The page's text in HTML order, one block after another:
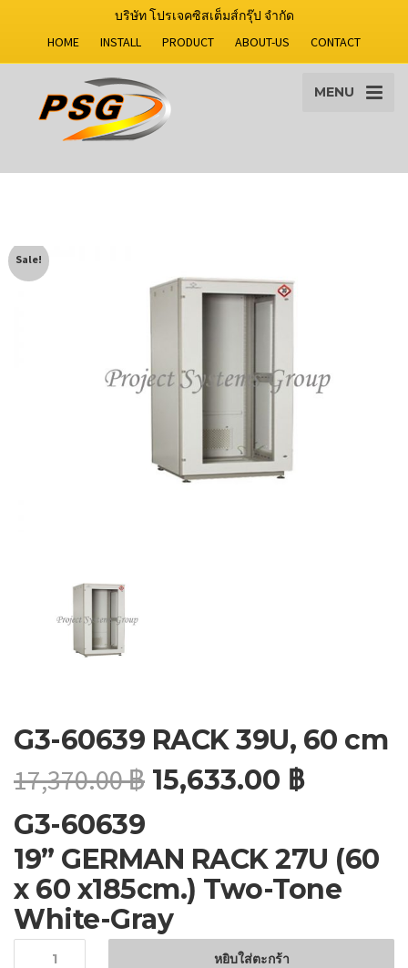
บริษัท โปรเจคซิสเต็มส์กรุ๊ป จำกัด
HOME
INSTALL PRODUCT ABOUT-US CONTACT
MENU
Sale!
G3-60639 RACK 39U, 60 cm
17,370.00฿ 15,633.00 ฿
G3-60639
19” GERMAN RACK 27U (60
x 60 x185cm.) Two-Tone
White-Gray
หยิบใส่ตะกร้า